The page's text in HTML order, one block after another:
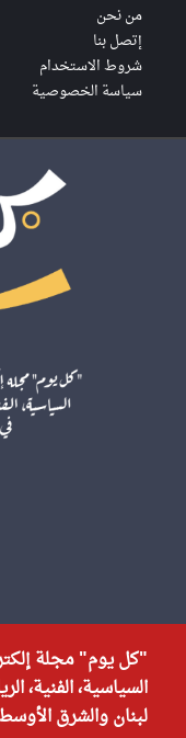
من نحن
إتصل بنا
شروط الاستخدام
سياسة الخصوصية
"كل يوم" مجلة
السياسية، الفنية،
لبنان والشرق